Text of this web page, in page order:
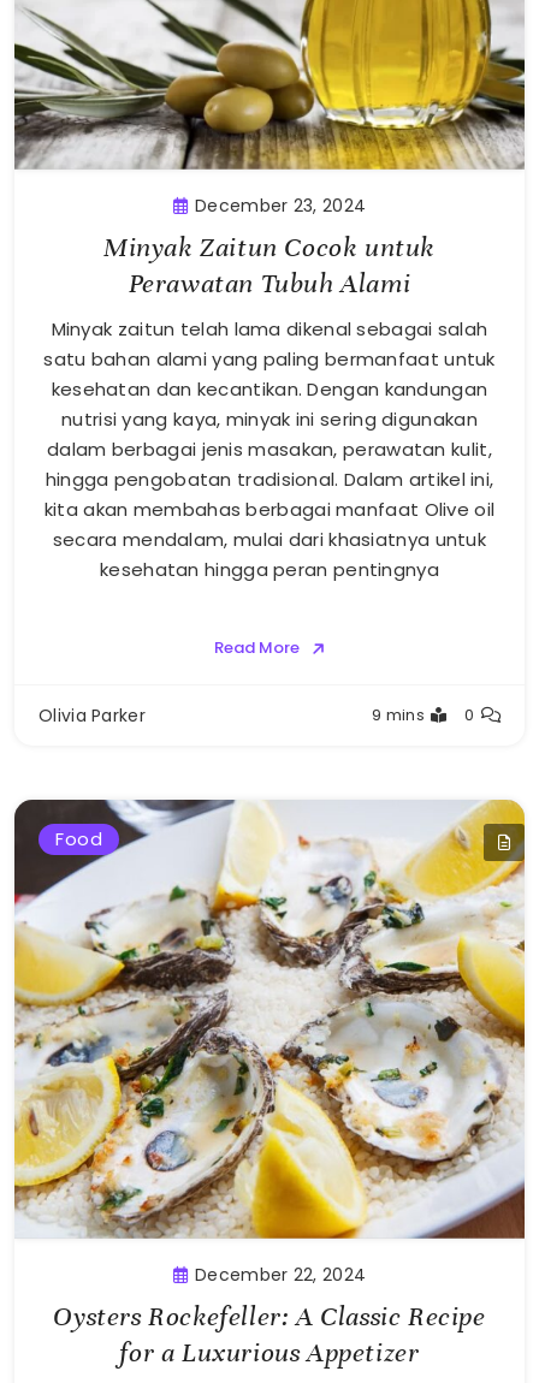
December 23, 2024
Minyak Zaitun Cocok untuk
Perawatan Tubuh Alami
Minyak zaitun telah lama dikenal sebagai salah
satu bahan alami yang paling bermanfaat untuk
kesehatan dan kecantikan. Dengan kandungan
nutrisi yang kaya, minyak ini sering digunakan
dalam berbagai jenis masakan, perawatan kulit,
hingga pengobatan tradisional. Dalam artikel ini,
kita akan membahas berbagai manfaat Olive oil
secara mendalam, mulai dari khasiatnya untuk
kesehatan hingga peran pentingnya
Read More
Olivia Parker 9 mins 0
Food
December 22, 2024
Oysters Rockefeller: A Classic Recipe
for a Luxurious Appetizer